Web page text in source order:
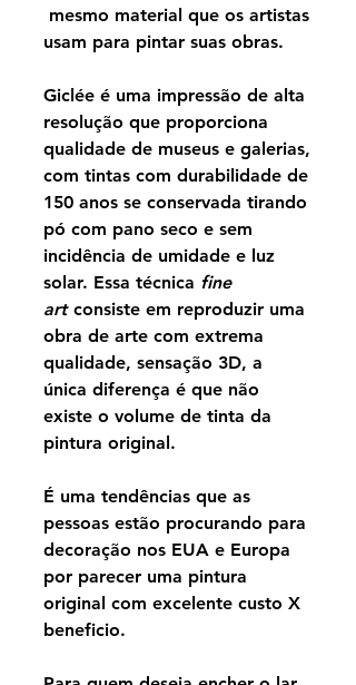
mesmo material que os artistas
usam para pintar suas obras.
Giclée é uma impressão de alta
resolução que proporciona
qualidade de museus e galerias,
com tintas com durabilidade de
150 anos se conservada tirando
pó com pano seco e sem
incidência de umidade e luz
solar. Essa técnica fine
artconsiste em reproduzir uma
obra de arte com extrema
qualidade, sensação 3D, a
única diferença é que não
existe o volume de tinta da
pintura original.
É uma tendências que as
pessoas estão procurando para
decoração nos EUA e Europa
por parecer uma pintura
original com excelente custo X
beneficio.